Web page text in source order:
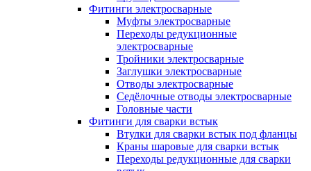
Фитинги электросварные
Муфты электросварные
Переходы редукционные
электросварные
Тройники электросварные
Заглушки электросварные
Отводы электросварные
Седёлочные отводы электросварные
Головные части
Фитинги для сварки встык
Втулки для сварки встык под фланцы
Краны шаровые для сварки встык
Переходы редукционные для сварки